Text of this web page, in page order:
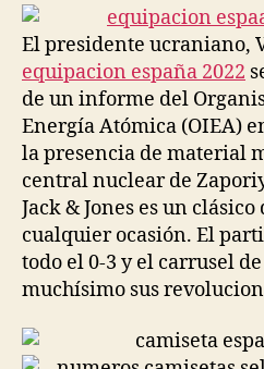
entrada
El presidente ucraniano,
equipacion españa 2022
de un informe del
Energía Atómica (OIEA)
la presencia de material
central nuclear de
Jack & Jones es un
cualquier ocasión. El
todo el 0-3 y el carrusel
muchísimo sus